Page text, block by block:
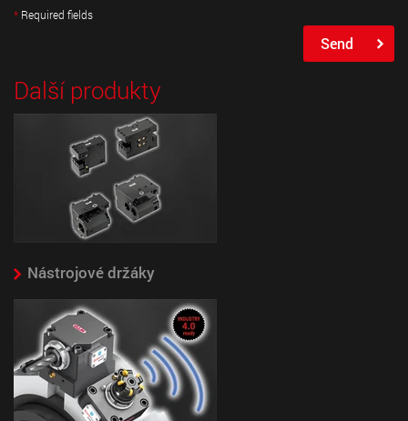
By accessing the YouTube video, you consent to your
data being transmitted to YouTube: For details, see
under “Plugins and tools - YouTube”
By accessing the YouTube video, you consent to your
data being transmitted to YouTube: For details, see
Privacy Policyunder “Plugins and tools - YouTube”
Required fields
Send
Další produkty
Nástrojové držáky